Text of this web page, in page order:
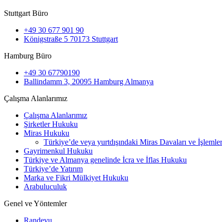
Stuttgart Büro
+49 30 677 901 90
Königstraße 5 70173 Stuttgart
Hamburg Büro
+49 30 67790190
Ballindamm 3, 20095 Hamburg Almanya
Çalışma Alanlarımız
Çalışma Alanlarımız
Şirketler Hukuku
Miras Hukuku
Türkiye’de veya yurtdışındaki Miras Davaları ve
Gayrimenkul Hukuku
Türkiye ve Almanya genelinde İcra ve İflas Hukuku
Türkiye’de Yatırım
Marka ve Fikri Mülkiyet Hukuku
Arabuluculuk
Genel ve Yöntemler